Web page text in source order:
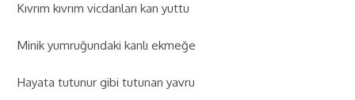
Kıvrım kıvrım vicdanları kan yuttu
Minik yumruğundaki kanlı ekmeğe
Hayata tutunur gibi tutunan yavru